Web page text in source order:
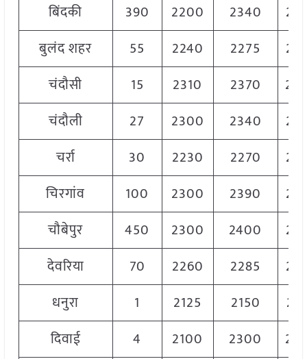
बिंदकी
390 2200 2340
बुलंद शहर
55 2240 2275
चंदौसी
15 2310 2370
चंदौली
27 2300 2340
चर्रा
30 2230 2270
चिरगांव
100 2300 2390
चौबेपुर
450 2300 2400
देवरिया
70 2260 2285
धनुरा
1 2125 2150
दिवाई
4 2100 2300